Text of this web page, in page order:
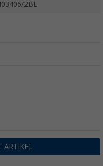
2BL
ARTIKEL